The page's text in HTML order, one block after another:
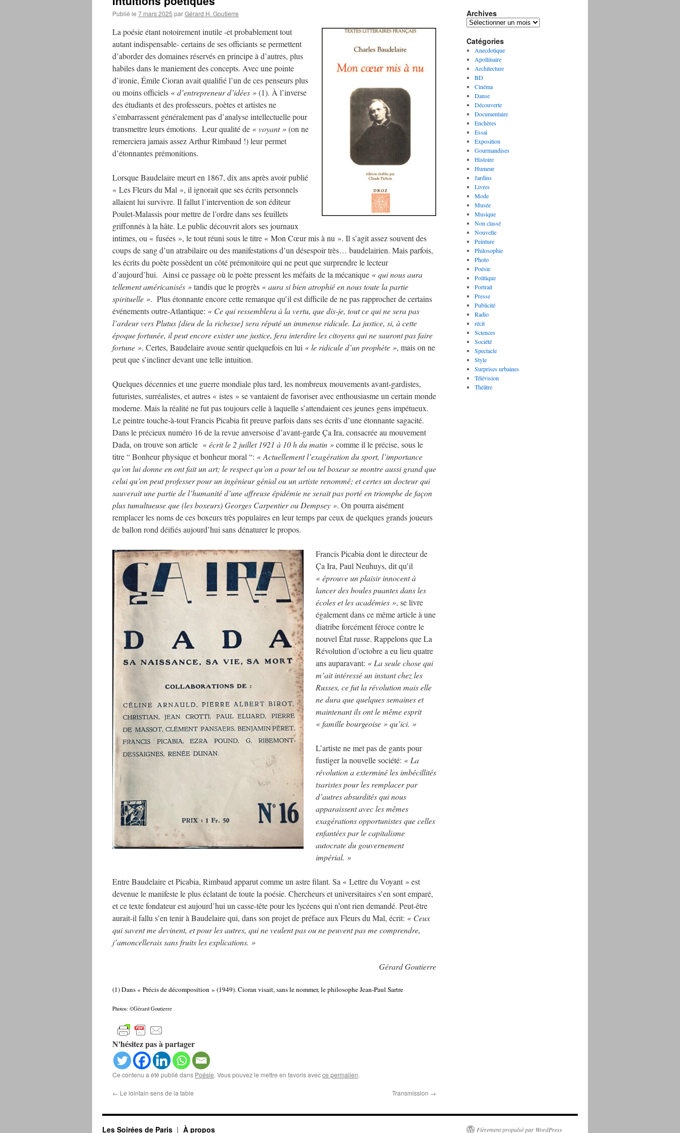
Publié le 7 mars 2025 parGérard H. Goutierre
La poésie étant notoirement inutile -et probablement tout
autant indispensable- certains de ses officiants se permettent
d’aborder des domaines réservés en principe à d’autres, plus
habiles dans le maniement des concepts. Avec une pointe
d’ironie, Émile Cioran avait qualifié l’un de ces penseurs plus
ou moins officiels « d’entrepreneur d’idées »(1). À l’inverse
des étudiants et des professeurs, poètes et artistes ne
s’embarrassent généralement pas d’analyse intellectuelle pour
transmettre leurs émotions. Leur qualité de « voyant »(on ne
remerciera jamais assez Arthur Rimbaud !) leur permet
d’étonnantes prémonitions.
Lorsque Baudelaire meurt en 1867, dix ans après avoir publié
« Les Fleurs du Mal », il ignorait que ses écrits personnels
allaient lui survivre. Il fallut l’intervention de son éditeur
Poulet-Malassis pour mettre de l’ordre dans ses feuillets
griffonnés à la hâte. Le public découvrit alors ses journaux
intimes, ou « fusées », le tout réuni sous le titre « Mon Cœur mis à nu ». Il s’agit assez souvent des
coups de sang d’un atrabilaire ou des manifestations d’un désespoir très… baudelairien. Mais parfois,
les écrits du poète possèdent un côté prémonitoire qui ne peut que surprendre le lecteur
d’aujourd’hui. Ainsi ce passage où le poète pressent les méfaits de la mécanique « qui nous aura
tellement américanisés »tandis que le progrès « aura si bien atrophié en nous toute la partie
spirituelle ». Plus étonnante encore cette remarque qu’il est difficile de ne pas rapprocher de certains
événements outre-Atlantique: « Ce qui ressemblera à la vertu, que dis-je, tout ce qui ne sera pas
l’ardeur vers Plutus {dieu de la richesse} sera réputé un immense ridicule. La justice, si, à cette
époque fortunée, il peut encore exister une justice, fera interdire les citoyens qui ne sauront pas faire
fortune ». Certes, Baudelaire avoue sentir quelquefois en lui « le ridicule d’un prophète », mais on ne
peut que s’incliner devant une telle intuition.
Quelques décennies et une guerre mondiale plus tard, les nombreux mouvements avant-gardistes,
futuristes, surréalistes, et autres « istes » se vantaient de favoriser avec enthousiasme un certain monde
moderne. Mais la réalité ne fut pas toujours celle à laquelle s’attendaient ces jeunes gens impétueux.
Le peintre touche-à-tout Francis Picabia fit preuve parfois dans ses écrits d’une étonnante sagacité.
Dans le précieux numéro 16 de la revue anversoise d’avant-garde Ça Ira, consacrée au mouvement
Dada, on trouve son article « écrit le 2 juillet 1921 à 10 h du matin »comme il le précise, sous le
titre “ Bonheur physique et bonheur moral “: « Actuellement l’exagération du sport, l’importance
qu’on lui donne en ont fait un art; le respect qu’on a pour tel ou tel boxeur se montre aussi grand que
celui qu’on peut professer pour un ingénieur génial ou un artiste renommé; et certes un docteur qui
sauverait une partie de l’humanité d’une affreuse épidémie ne serait pas porté en triomphe de façon
plus tumultueuse que (les boxeurs) Georges Carpentier ou Dempsey ». On pourra aisément
remplacer les noms de ces boxeurs très populaires en leur temps par ceux de quelques grands joueurs
de ballon rond déifiés aujourd’hui sans dénaturer le propos.
Francis Picabia dont le directeur de
Ça Ira, Paul Neuhuys, dit qu’il
« éprouve un plaisir innocent à
lancer des boules puantes dans les
écoles et les académies », se livre
également dans ce même article à une
diatribe forcément féroce contre le
nouvel État russe. Rappelons que La
Révolution d’octobre a eu lieu quatre
ans auparavant: « La seule chose qui
m’ait intéressé un instant chez les
Russes, ce fut la révolution mais elle
ne dura que quelques semaines et
maintenant ils ont le même esprit
« famille bourgeoise » qu’ici. »
L’artiste ne met pas de gants pour
fustiger la nouvelle société: « La
révolution a exterminé les imbécillités
tsaristes pour les remplacer par
d’autres absurdités qui nous
apparaissent avec les mêmes
exagérations opportunistes que celles
enfantées par le capitalisme
autocrate du gouvernement
impérial. »
Entre Baudelaire et Picabia, Rimbaud apparut comme un astre filant. Sa « Lettre du Voyant » est
devenue le manifeste le plus éclatant de toute la poésie. Chercheurs et universitaires s’en sont emparé,
et ce texte fondateur est aujourd’hui un casse-tête pour les lycéens qui n’ont rien demandé. Peut-être
aurait-il fallu s’en tenir à Baudelaire qui, dans son projet de préface aux Fleurs du Mal, écrit: « Ceux
qui savent me devinent, et pour les autres, qui ne veulent pas ou ne peuvent pas me comprendre,
j’amoncellerais sans fruits les explications. »
Gérard Goutierre
(1) Dans « Précis de décomposition » (1949). Cioran visait, sans le nommer, le philosophe Jean-Paul Sartre
Photos: ©Gérard Goutierre
N'hésitez pas à partager
Ce contenu a été publié dans Poésie. Vous pouvez le mettre en favoris avecce permalien.
← Le lointain sens de la table Transmission →
Archives
A
c
h
i
v
e
s
Catégories
Anecdotique
Apollinaire
Architecture
BD
Cinéma
Danse
Découverte
Documentaire
Enchères
Essai
Exposition
Gourmandises
Histoire
Humeur
Jardins
Livres
Mode
Musée
Musique
Non classé
Nouvelle
Peinture
Philosophie
Photo
Poésie
Politique
Portrait
Presse
Publicité
Radio
récit
Sciences
Société
Spectacle
Style
Surprises urbaines
Télévision
Théâtre
Les Soirées de Paris À propos Fièrement propulsé par WordPress